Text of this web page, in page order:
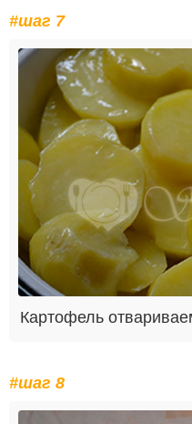
#шаг 7
Картофель
#шаг 8